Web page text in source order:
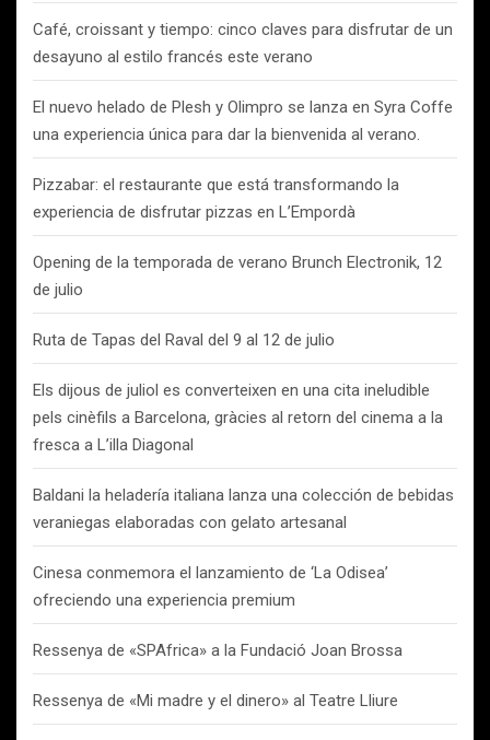
Café, croissant y tiempo: cinco claves para disfrutar de un
desayuno al estilo francés este verano
El nuevo helado de Plesh y Olimpro se lanza en Syra Coffe
una experiencia única para dar la bienvenida al verano.
Pizzabar: el restaurante que está transformando la
experiencia de disfrutar pizzas en L’Empordà
Opening de la temporada de verano Brunch Electronik, 12
de julio
Ruta de Tapas del Raval del 9 al 12 de julio
Els dijous de juliol es converteixen en una cita ineludible
pels cinèfils a Barcelona, gràcies al retorn del cinema a la
fresca a L’illa Diagonal
Baldani la heladería italiana lanza una colección de bebidas
veraniegas elaboradas con gelato artesanal
Cinesa conmemora el lanzamiento de ‘La Odisea’
ofreciendo una experiencia premium
Ressenya de «SPAfrica» a la Fundació Joan Brossa
Ressenya de «Mi madre y el dinero» al Teatre Lliure